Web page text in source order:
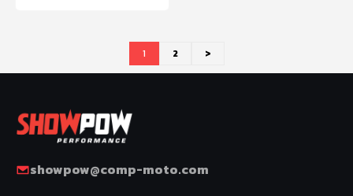
1 2 >
showpow@comp-moto.com